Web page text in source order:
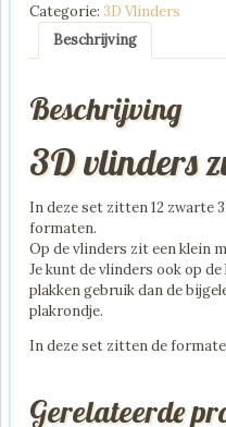
Categorie: 3D Vlinders
Beschrijving
Beschrijving
3D vlinders
In deze set zitten 12 zwarte
formaten.
Op de vlinders zit een klein
Je kunt de vlinders ook op
plakken gebruik dan de
plakrondje.
In deze set zitten de
Gerelateerde